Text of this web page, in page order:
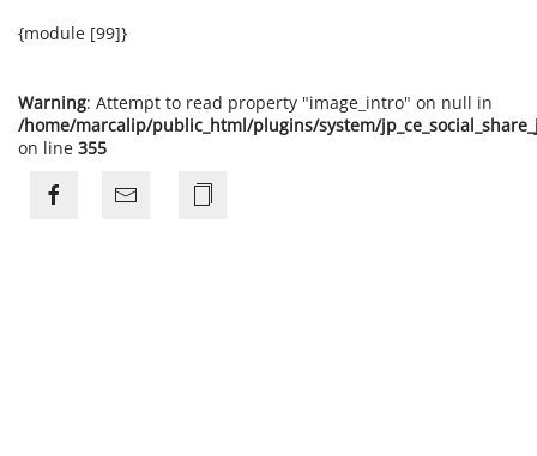
{module [99]}
Warning: Attempt to read property "image_intro" on null in
/home/marcalip/public_html/plugins/system/
on line 355